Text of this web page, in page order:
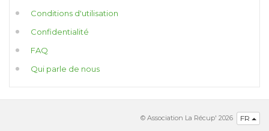
Conditions d'utilisation
Confidentialité
FAQ
Qui parle de nous
FR
© Association La Récup' 2026